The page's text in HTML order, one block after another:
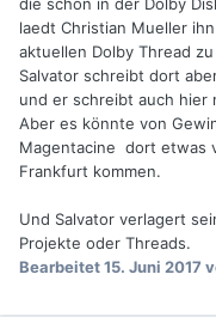
die schon in der Dolby
laedt Christian Mueller
aktuellen Dolby Thread
Salvator schreibt dort
und er schreibt auch hier
Aber es könnte von
Magentacine dort etwas
Frankfurt kommen.
Und Salvator verlagert
Projekte oder Threads.
Bearbeitet15. Juni 2017